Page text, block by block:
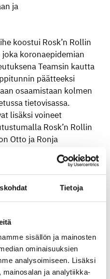
Tietoja
sisällön ja mainosten
ominaisuuksien
analysoimiseen. Lisäksi
ja analytiikka-
ja
koostui Rosk’n Rollin
koronaepidemian
Teamsin kautta
päätteeksi
osaamistaan kolmen
tietovisassa.
lisäksi voineet
Rosk’n Rollin
Otto ja Ronja
yhteensä noin 900
Kierrätysexpertti-
painamaan
erityisen tarkasti, joten
tätä kautta tarttuvan
on myös se, että
lapselle jo